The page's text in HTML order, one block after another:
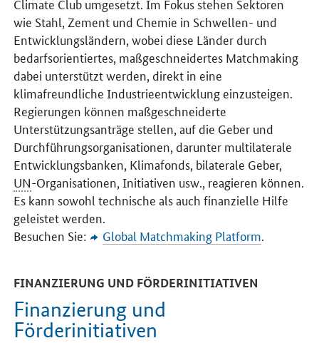
wie Stahl, Zement und Chemie in Schwellen- und
Entwicklungsländern, wobei diese Länder durch
bedarfsorientiertes, maßgeschneidertes Matchmaking
dabei unterstützt werden, direkt in eine
klimafreundliche Industrieentwicklung einzusteigen.
Regierungen können maßgeschneiderte
Unterstützungsanträge stellen, auf die Geber und
Durchführungsorganisationen, darunter multilaterale
Entwicklungsbanken, Klimafonds, bilaterale Geber,
UN-Organisationen, Initiativen usw., reagieren können.
Es kann sowohl technische als auch finanzielle Hilfe
geleistet werden.
Besuchen Sie:
Global Matchmaking Platform
FINANZIERUNG UND FÖRDERINITIATIVEN
Finanzierung und
Förderinitiativen